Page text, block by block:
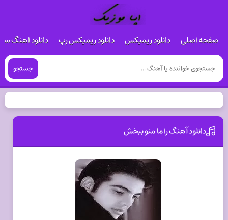
صفحه اصلی دانلود ریمیکس دانلود ریمیکس رپ دانلود اهنگ
جستجو
دانلود آهنگ راما منو ببخش